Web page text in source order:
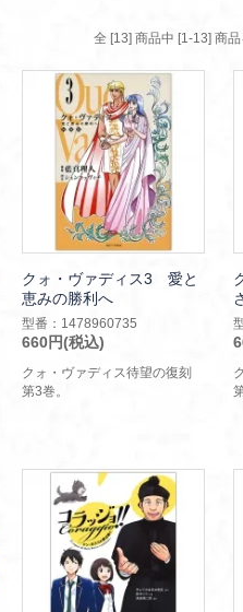
全 [13] 商品中 [1-13] 商
クォ・ヴァディス3 愛と
恵みの勝利へ
型番：1478960735
660円(税込)
クォ・ヴァディス待望の復刻
第3巻。